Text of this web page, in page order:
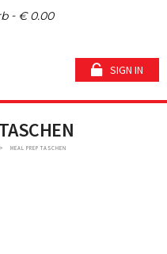
- € 0.00
SIGN IN
MEAL PREP TASCHEN